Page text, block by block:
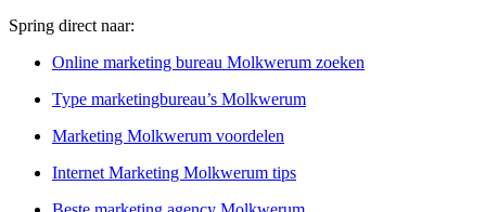
Spring direct naar:
Online marketing bureau Molkwerum zoeken
Type marketingbureau’s Molkwerum
Marketing Molkwerum voordelen
Internet Marketing Molkwerum tips